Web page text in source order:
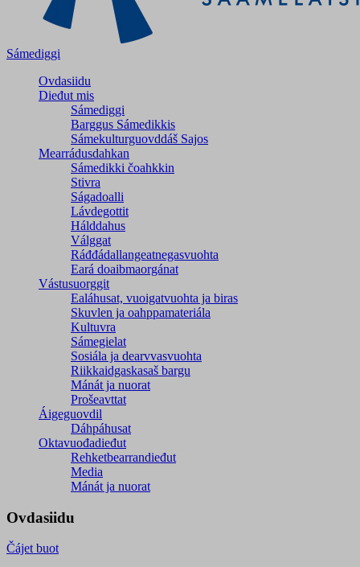
Sámediggi
Ovdasiidu
Dieđut mis
Sámediggi
Barggus Sámedikkis
Sámekulturguovddáš Sajos
Mearrádusdahkan
Sámedikki čoahkkin
Stivra
Ságadoalli
Lávdegottit
Hálddahus
Válggat
Ráđđádallangeatnegas­vuohta
Eará doaibmaorgánat
Vástusuorggit
Ealáhusat, vuoigatvuohta ja biras
Skuvlen ja oahppamateriála
Kultuvra
Sámegielat
Sosiála ja dearvvasvuohta
Riikkaidgaskasaš bargu
Mánát ja nuorat
Prošeavttat
Áigeguovdil
Dáhpáhusat
Oktavuođadieđut
Rehketbearrandieđut
Media
Mánát ja nuorat
Ovdasiidu
Čájet buot